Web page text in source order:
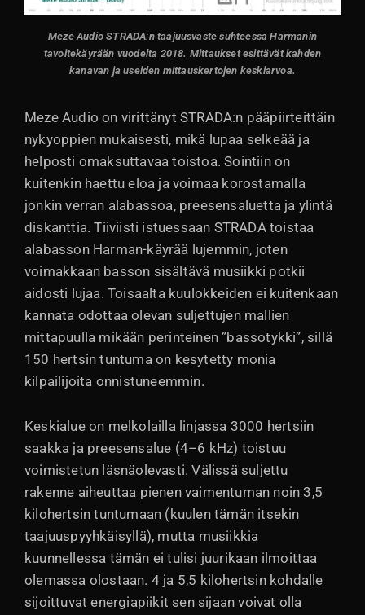
Meze Audio STRADA:n taajuusvaste suhteessa Harmanin
tavoitekäyrään vuodelta 2018. Mittaukset esittävät kahden
kanavan ja useiden mittauskertojen keskiarvoa.
Meze Audio on virittänyt STRADA:n pääpiirteittäin
nykyoppien mukaisesti, mikä lupaa selkeää ja
helposti omaksuttavaa toistoa. Sointiin on
kuitenkin haettu eloa ja voimaa korostamalla
jonkin verran alabassoa, preesensaluetta ja ylintä
diskanttia. Tiiviisti istuessaan STRADA toistaa
alabasson Harman-käyrää lujemmin, joten
voimakkaan basson sisältävä musiikki potkii
aidosti lujaa. Toisaalta kuulokkeiden ei kuitenkaan
kannata odottaa olevan suljettujen mallien
mittapuulla mikään perinteinen ”bassotykki”, sillä
150 hertsin tuntuma on kesytetty monia
kilpailijoita onnistuneemmin.
Keskialue on melkolailla linjassa 3000 hertsiin
saakka ja preesensalue (4–6 kHz) toistuu
voimistetun läsnäolevasti. Välissä suljettu
rakenne aiheuttaa pienen vaimentuman noin 3,5
kilohertsin tuntumaan (kuulen tämän itsekin
taajuuspyyhkäisyllä), mutta musiikkia
kuunnellessa tämän ei tulisi juurikaan ilmoittaa
olemassa olostaan. 4 ja 5,5 kilohertsin kohdalle
sijoittuvat energiapiikit sen sijaan voivat olla